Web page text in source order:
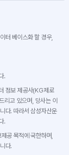
터 베이스화 할 경우,
.
정보 제공사(KG제로
리고 있으며, 당사는 이
다. 따라서 삼성자산운
.
공 목적에 국한하며,
다.